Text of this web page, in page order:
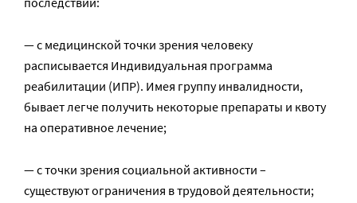
— с медицинской точки зрения человеку
расписывается Индивидуальная программа
реабилитации (ИПР). Имея группу инвалидности,
бывает легче получить некоторые препараты и квоту
на оперативное лечение;
— с точки зрения социальной активности –
существуют ограничения в трудовой деятельности;